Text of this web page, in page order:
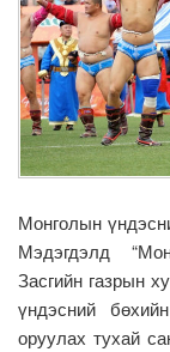
Монголын
Мэдэгдэлд
Засгийн газрын
үндэсний
оруулах тухай